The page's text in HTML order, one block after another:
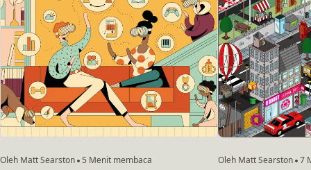
Oleh Matt Searston 5 Menit membaca Oleh Matt Searston 7